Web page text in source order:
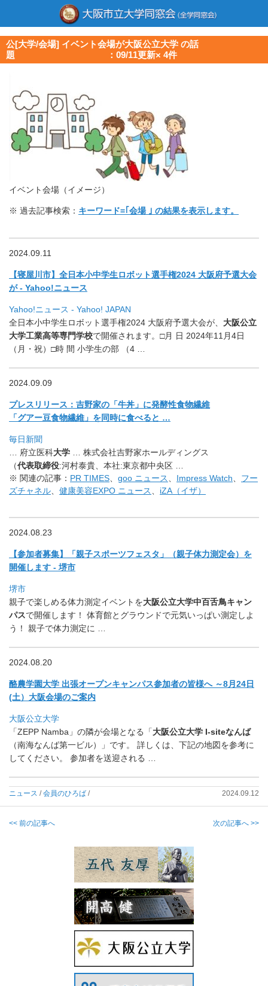
公[大学/会場] イベント会場が大阪公立大学 の話
題 ：09/11更新× 4件
イベント会場（イメージ）
※ 過去記事検索： キーワード=｢会場 ｣ の結果を表示します。
2024.09.11
【寝屋川市】全日本小中学生ロボット選手権2024 大阪府予選大会
が - Yahoo!ニュース
Yahoo!ニュース - Yahoo! JAPAN
全日本小中学生ロボット選手権2024 大阪府予選大会が、 大阪公立
大学工業高等専門学校で開催されます。□月 日 2024年11月4日
（月・祝）□時 間 小学生の部 （4 …
2024.09.09
プレスリリース：吉野家の「牛丼」に発酵性食物繊維
「グアー豆食物繊維」を同時に食べると …
毎日新聞
… 府立医科大学 … 株式会社吉野家ホールディングス
（代表取締役:河村泰貴、本社:東京都中央区 …
※ 関連の記事： PR TIMES goo ニュース Impress Watch
フー
ズチャネル
健康美容EXPO ニュース iZA（イザ）
2024.08.23
【参加者募集】「親子スポーツフェスタ」（親子体力測定会） を
開催します - 堺市
堺市
親子で楽しめる体力測定イベントを大阪公立大学中百舌鳥キャン
パスで開催します！ 体育館とグラウンドで元気いっぱい測定しよ
う！ 親子で体力測定に …
2024.08.20
酪農学園大学 出張オープンキャンパス参加者の皆様へ ～8月24日
(土）大阪会場のご案内
大阪公立大学
「ZEPP Namba」の隣が会場となる「大阪公立大学 I-siteなんば
（南海なんば第一ビル）」です。 詳しくは、下記の地図を参考に
してください。 参加者を送迎される …
ニュース /会員のひろば / 2024.09.12
<< 前の記事へ 次の記事へ >>